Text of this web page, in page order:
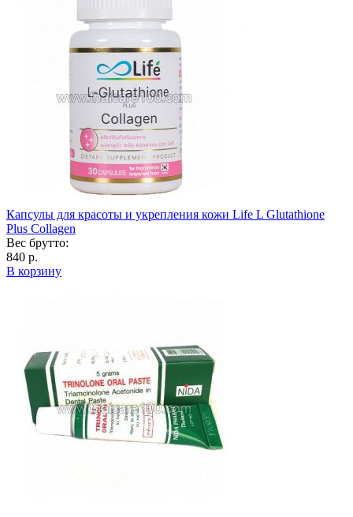
Капсулы для красоты и укрепления кожи Life L Glutathione
Plus Collagen
Вес брутто:
840 р.
В корзину